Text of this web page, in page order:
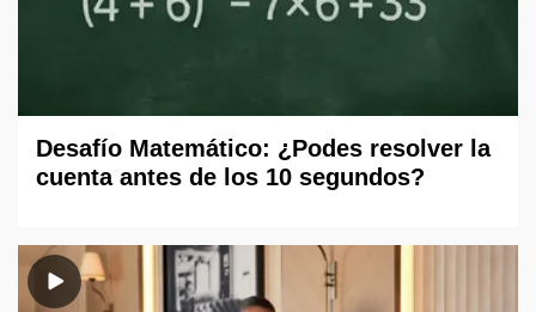
Desafío Matemático: ¿Podes resolver la
cuenta antes de los 10 segundos?